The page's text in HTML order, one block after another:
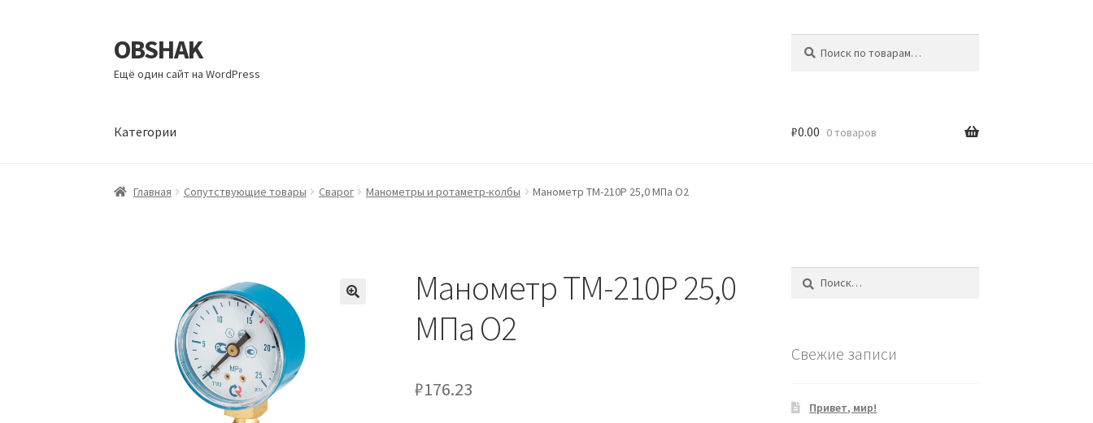
Перейти
к
навигации
Перейти
к
содержимому
OBSHAK
Ещё один сайт на WordPress
Категории
Главная Категории Магазин Мой аккаунт Оформление заказа Пример страницы
₽0.00 0 товаров
Главная Сопутствующие товары Сварог Манометры и ротаметр-колбы Манометр ТМ-210Р 25,0 МПа О2
Манометр ТМ-210Р 25,0
МПа О2
₽176.23
Найти:
Свежие записи
Привет, мир!